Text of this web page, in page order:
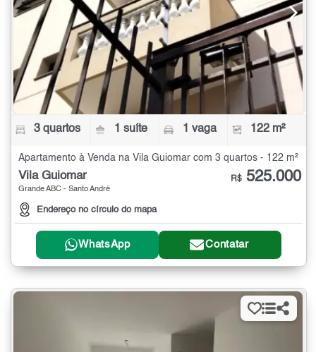
3 quartos 1 suíte 1 vaga 122 m²
Apartamento à Venda na Vila Guiomar com 3 quartos - 122 m²
Vila Guiomar
Grande ABC - Santo André
Endereço no círculo do mapa
R$ 525.000
WhatsApp Contatar